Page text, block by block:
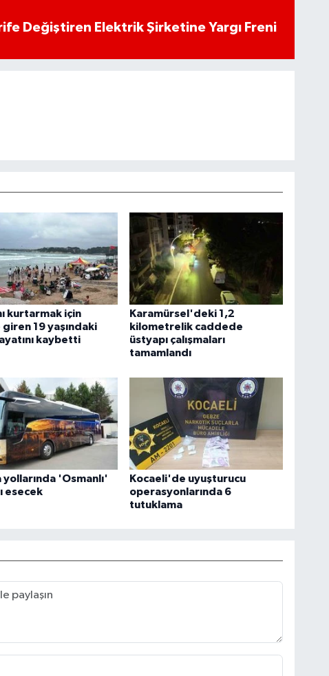
Değiştiren Elektrik Şirketine Yargı Freni
kurtarmak için
19 yaşındaki
kaybetti
Karamürsel'deki 1,2
kilometrelik caddede
üstyapı çalışmaları
tamamlandı
yollarında 'Osmanlı'
esecek
Kocaeli'de uyuşturucu
operasyonlarında 6
tutuklama